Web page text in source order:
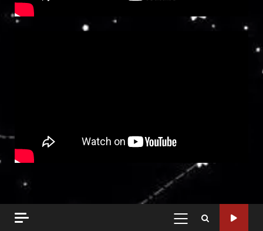
PRIMARY